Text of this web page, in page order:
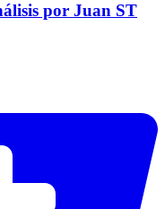
por Juan ST